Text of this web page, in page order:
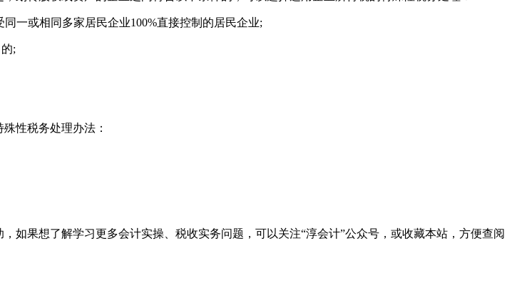
一或相同多家居民企业100%直接控制的居民企业;
;
性税务处理办法：
如果想了解学习更多会计实操、税收实务问题，可以关注“淳会计”公众号，或收藏本站，方便查阅